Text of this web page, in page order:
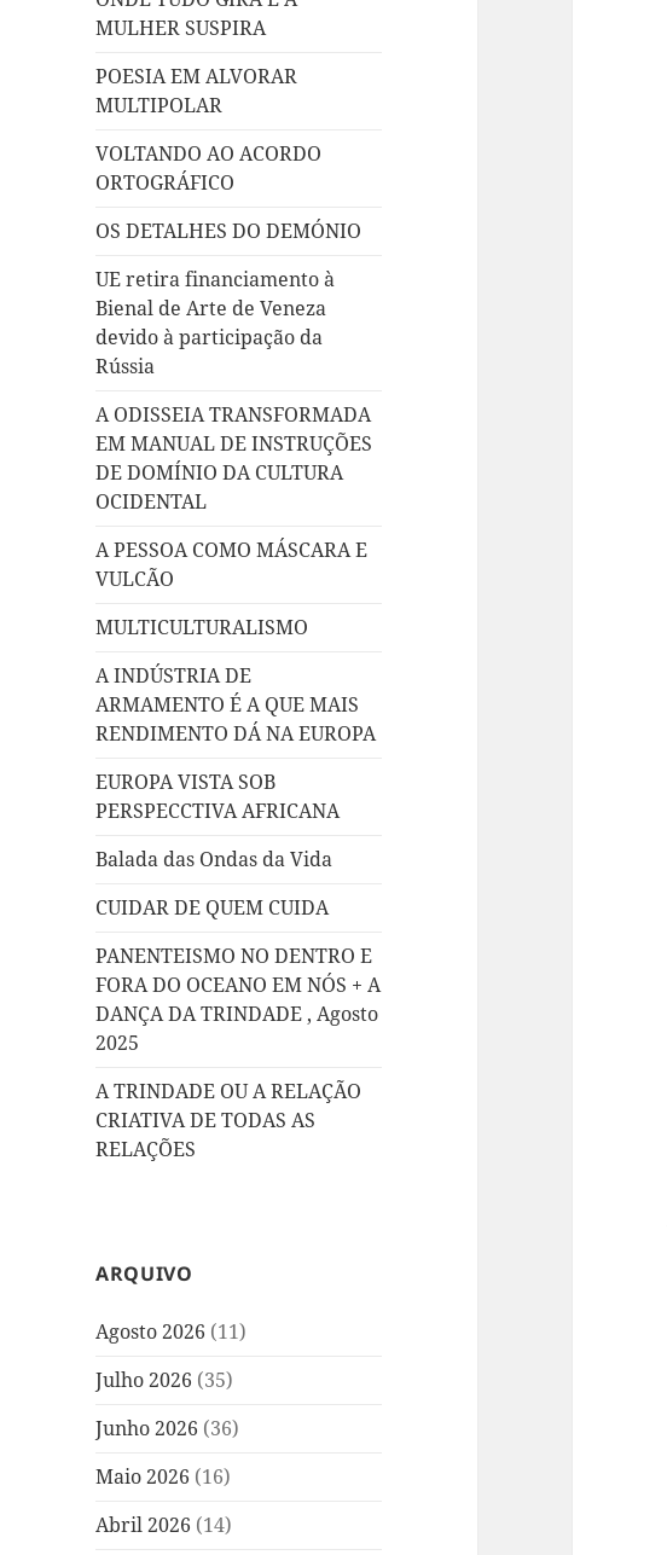
MULHER SUSPIRA
POESIA EM ALVORAR
MULTIPOLAR
VOLTANDO AO ACORDO
ORTOGRÁFICO
OS DETALHES DO DEMÓNIO
UE retira financiamento à
Bienal de Arte de Veneza
devido à participação da
Rússia
A ODISSEIA TRANSFORMADA
EM MANUAL DE INSTRUÇÕES
DE DOMÍNIO DA CULTURA
OCIDENTAL
A PESSOA COMO MÁSCARA E
VULCÃO
MULTICULTURALISMO
A INDÚSTRIA DE
ARMAMENTO É A QUE MAIS
RENDIMENTO DÁ NA EUROPA
EUROPA VISTA SOB
PERSPECCTIVA AFRICANA
Balada das Ondas da Vida
CUIDAR DE QUEM CUIDA
PANENTEISMO NO DENTRO E
FORA DO OCEANO EM NÓS + A
DANÇA DA TRINDADE , Agosto
2025
A TRINDADE OU A RELAÇÃO
CRIATIVA DE TODAS AS
RELAÇÕES
ARQUIVO
Agosto 2026 (11)
Julho 2026 (35)
Junho 2026 (36)
Maio 2026 (16)
Abril 2026 (14)